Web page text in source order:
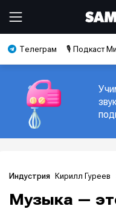
Телеграм 🎙️ Подкаст
Индустрия Кирилл Гуреев
Музыка —